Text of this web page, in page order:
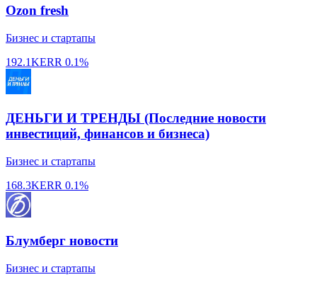
Ozon fresh
Бизнес и стартапы
192.1KERR 0.1%
ДЕНЬГИ И ТРЕНДЫ (Последние новости
инвестиций, финансов и бизнеса)
Бизнес и стартапы
168.3KERR 0.1%
Блумберг новости
Бизнес и стартапы